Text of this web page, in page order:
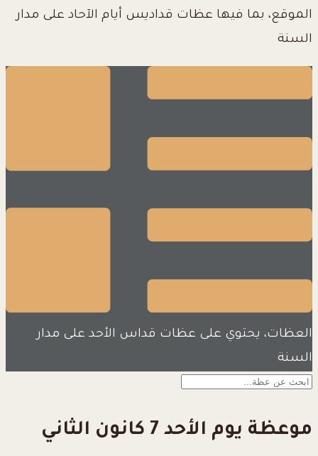
الموقع، بما فيها عظات قداديس أيام الآحاد على مدار
السنة
العظات، يحتوي على عظات قداس الأحد على مدار
السنة
موعظة يوم الأحد 7 كانون الثاني